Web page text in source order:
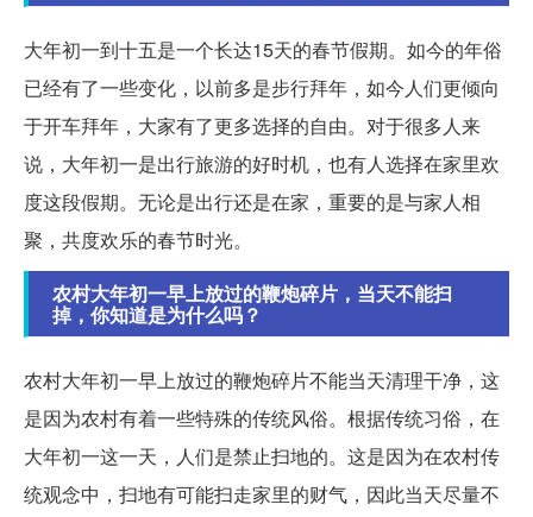
大年初一到十五是一个长达15天的春节假期。如今的年俗
已经有了一些变化，以前多是步行拜年，如今人们更倾向
于开车拜年，大家有了更多选择的自由。对于很多人来
说，大年初一是出行旅游的好时机，也有人选择在家里欢
度这段假期。无论是出行还是在家，重要的是与家人相
聚，共度欢乐的春节时光。
农村大年初一早上放过的鞭炮碎片，当天不能扫
掉，你知道是为什么吗？
农村大年初一早上放过的鞭炮碎片不能当天清理干净，这
是因为农村有着一些特殊的传统风俗。根据传统习俗，在
大年初一这一天，人们是禁止扫地的。这是因为在农村传
统观念中，扫地有可能扫走家里的财气，因此当天尽量不